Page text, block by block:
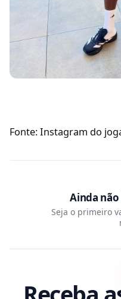
Fonte: Instagram do
Ainda
Seja o primeiro